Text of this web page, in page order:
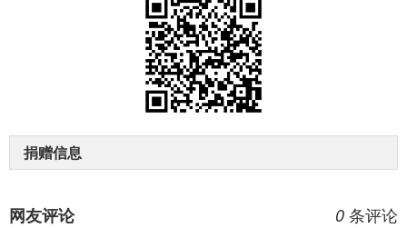
捐赠信息
0 条评论
网友评论